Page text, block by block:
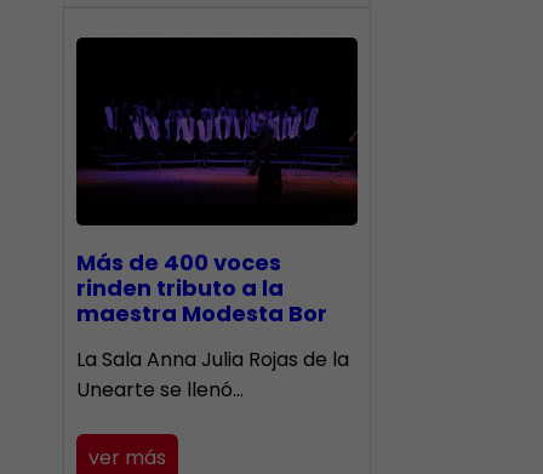
Más de 400 voces
rinden tributo a la
maestra Modesta Bor
​La Sala Anna Julia Rojas de la
Unearte se llenó…
ver más